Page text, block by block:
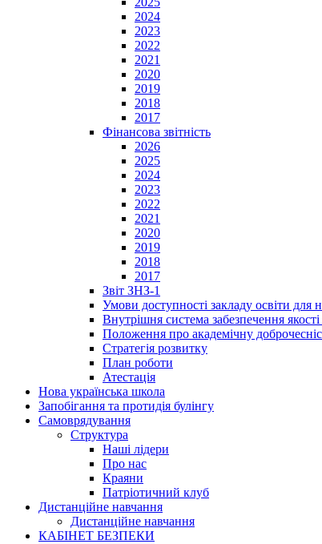
2024
2023
2022
2021
2020
2019
2018
2017
Фінансова звітність
2026
2025
2024
2023
2022
2021
2020
2019
2018
2017
Звіт ЗНЗ-1
Умови доступності закладу освіти для
Внутрішня система забезпечення якості
Положення про академічну
Стратегія розвитку
План роботи
Атестація
Нова українська школа
Запобігання та протидія булінгу
Cамоврядування
Структура
Наші лідери
Про нас
Краяни
Патріотичний клуб
Дистанційне навчання
Дистанційне навчання
КАБІНЕТ БЕЗПЕКИ